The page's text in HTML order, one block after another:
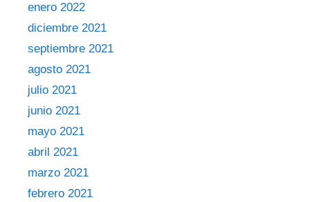
enero 2022
diciembre 2021
septiembre 2021
agosto 2021
julio 2021
junio 2021
mayo 2021
abril 2021
marzo 2021
febrero 2021